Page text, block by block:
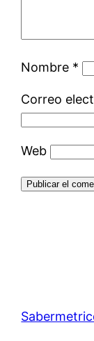
Nombre *
Correo
Web